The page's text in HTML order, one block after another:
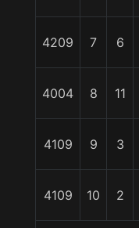
4209 7 6
4004 8 11
4109 9 3
4109 10 2